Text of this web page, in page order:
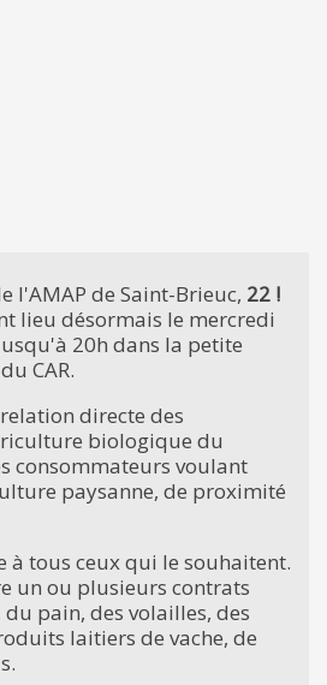
l'AMAP de Saint-Brieuc, 22 !
lieu désormais le mercredi
20h dans la petite
CAR.
directe des
biologique du
consommateurs voulant
paysanne, de proximité
à tous ceux qui le souhaitent.
un ou plusieurs contrats
pain, des volailles, des
laitiers de vache, de